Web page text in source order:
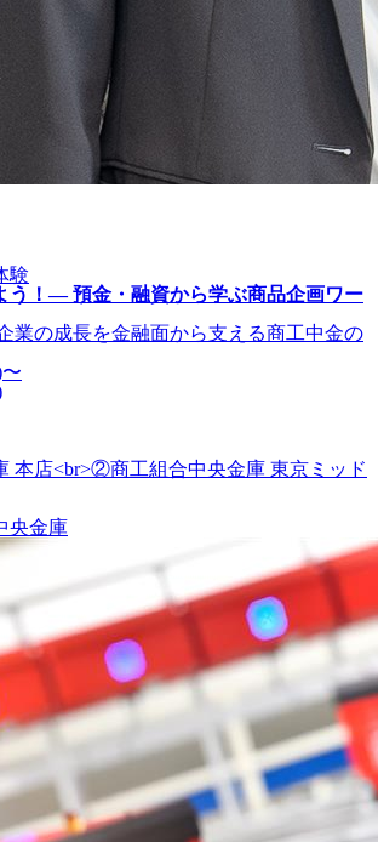
験
う！― 預金・融資から学ぶ商品企画ワー
業の成長を金融面から支える商工中金の
本店<br>②商工組合中央金庫 東京ミッド
央金庫